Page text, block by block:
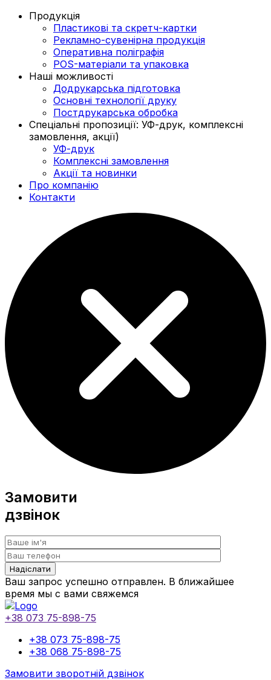
Продукція
Пластикові та скретч-картки
Рекламно-сувенірна продукція
Оперативна поліграфія
POS-матеріали та упаковка
Наші можливості
Додрукарська підготовка
Основні технології друку
Постдрукарська обробка
Спеціальні пропозиції: УФ-друк, комплексні
замовлення, акції)
УФ-друк
Комплексні замовлення
Акції та новинки
Про компанію
Контакти
Замовити
дзвінок
Ваш запрос успешно отправлен. В ближайшее
время мы с вами свяжемся
+38 073 75-898-75
+38 073 75-898-75
+38 068 75-898-75
Замовити зворотній дзвінок